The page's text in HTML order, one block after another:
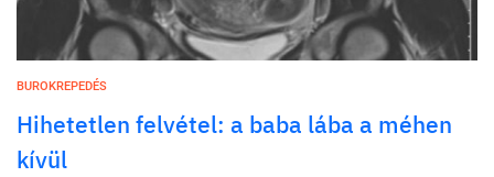
BUROKREPEDÉS
Hihetetlen felvétel: a baba lába a méhen
kívül